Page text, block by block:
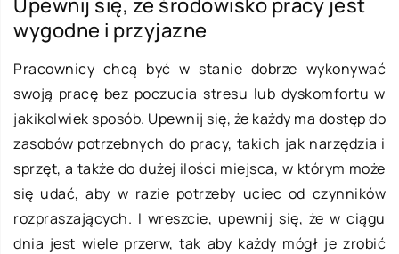
wygodne i przyjazne
Pracownicy chcą być w stanie dobrze wykonywać
swoją pracę bez poczucia stresu lub dyskomfortu w
jakikolwiek sposób. Upewnij się, że każdy ma dostęp do
zasobów potrzebnych do pracy, takich jak narzędzia i
sprzęt, a także do dużej ilości miejsca, w którym może
się udać, aby w razie potrzeby uciec od czynników
rozpraszających. I wreszcie, upewnij się, że w ciągu
dnia jest wiele przerw, tak aby każdy mógł je zrobić